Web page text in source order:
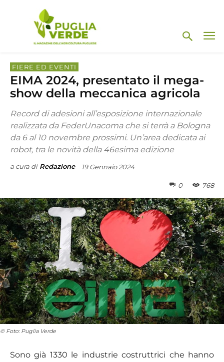
FIERE ED EVENTI
EIMA 2024, presentato il mega-
show della meccanica agricola
Record di adesioni all’esposizione internazionale
realizzata da FederUnacoma che si terrà a Bologna
da 6 al 10 novembre prossimi. Un’area dedicata ai
robot, tra le novità della 46esima edizione
a cura di Redazione 19 Gennaio 2024
0 768
© Foto: Puglia Verde
Sono già 1330 le industrie costruttrici che hanno